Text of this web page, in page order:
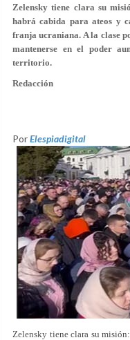
Zelensky tiene clara su
habrá cabida para ateos y
franja ucraniana. A la clase
mantenerse en el poder
territorio.
Redacción
PorElespiadigital
Zelensky tiene clara su